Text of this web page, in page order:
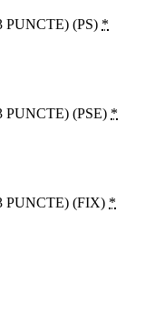
(PS) *
(PSE) *
PUNCTE) (FIX) *